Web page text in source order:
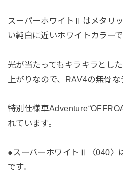
スーパーホワイトⅡはメタリ
い純白に近いホワイトカラーで
光が当たってもキラキラとし
上がりなので、RAV4の無骨
特別仕様車
れています。
●スーパーホワイトⅡ〈040〉
です。